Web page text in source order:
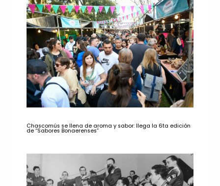
Chascomús se llena de aroma y sabor: llega la 6ta edición
de “Sabores Bonaerenses”